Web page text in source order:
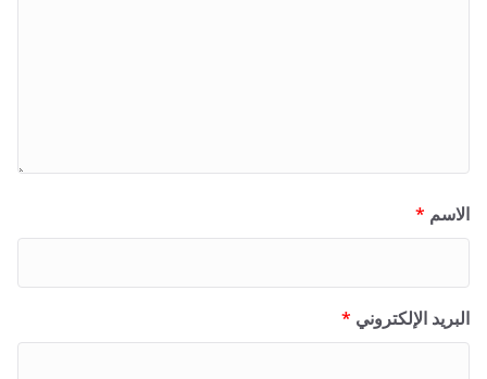
الاسم *
البريد الإلكتروني *